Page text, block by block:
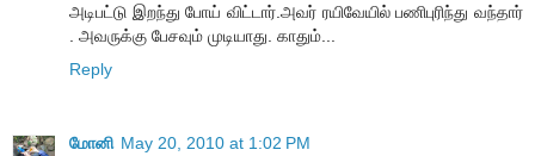
அடிபட்டு இறந்து போய் விட்டார்.அவர் ரயிவேயில் பணிபுரிந்து வந்தார்
. அவருக்கு பேசவும் முடியாது. காதும்...
Reply
மோனி May 20, 2010 at 1:02 PM